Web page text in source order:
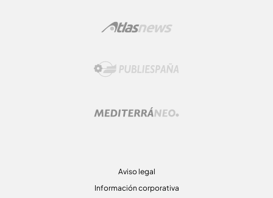
Aviso legal
Información corporativa